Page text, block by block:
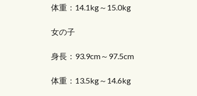
体重：14.1kg～15.0kg
女の子
身長：93.9cm～97.5cm
体重：13.5kg～14.6kg